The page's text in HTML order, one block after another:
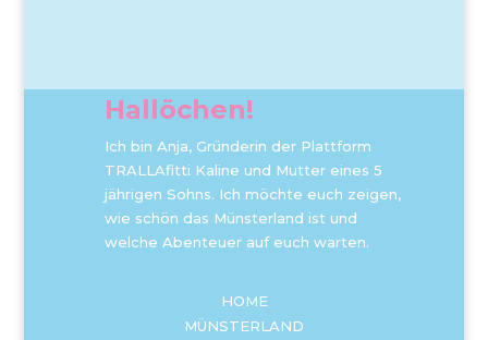
Hallöchen!
Ich bin Anja, Gründerin der Plattform
TRALLAfitti Kaline und Mutter eines 5
jährigen Sohns. Ich möchte euch zeigen,
wie schön das Münsterland ist und
welche Abenteuer auf euch warten.
HOME
MÜNSTERLAND